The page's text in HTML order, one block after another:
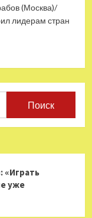
(Москва)/
лидерам стран
«Играть
уже